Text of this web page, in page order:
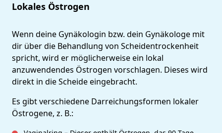
Lokales Östrogen
Wenn deine Gynäkologin bzw. dein Gynäkologe mit
dir über die Behandlung von Scheidentrockenheit
spricht, wird er möglicherweise ein lokal
anzuwendendes Östrogen vorschlagen. Dieses wird
direkt in die Scheide eingebracht.
Es gibt verschiedene Darreichungsformen lokaler
Östrogene, z. B.: